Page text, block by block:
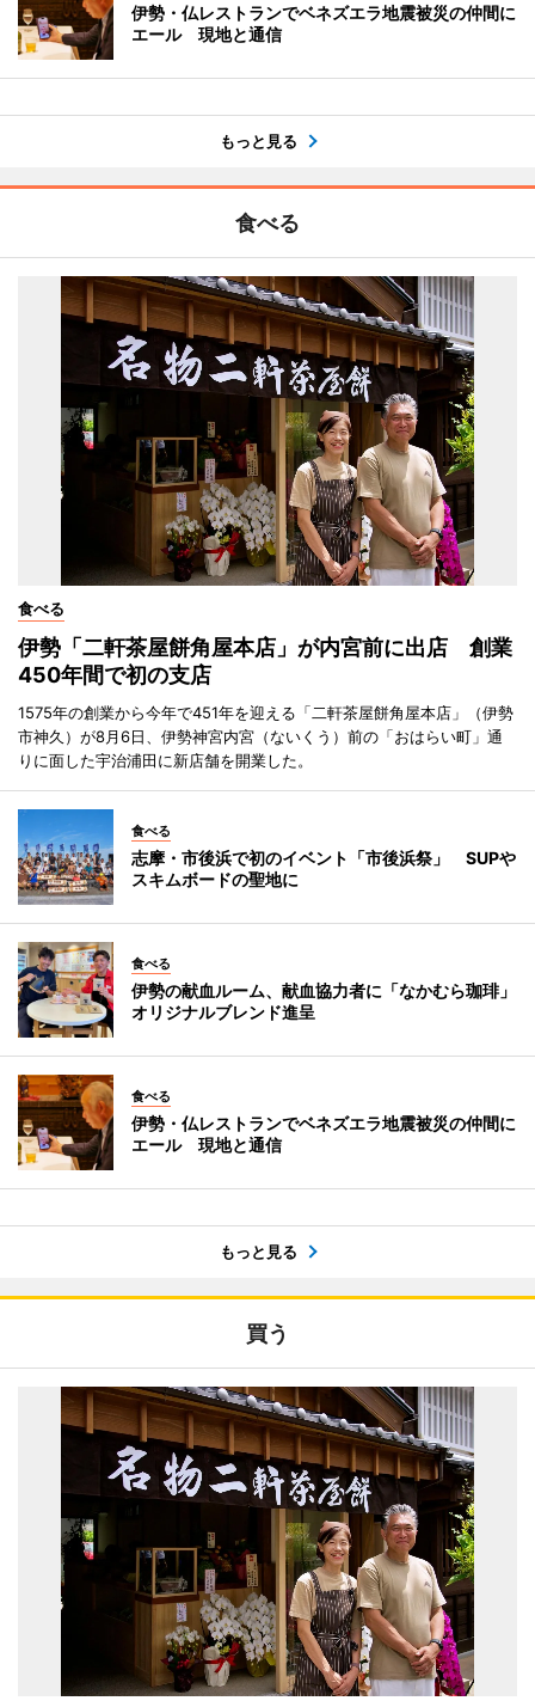
伊勢・仏レストランでベネズエラ地震被災の仲間に
エール 現地と通信
もっと見る
食べる
食べる
伊勢「二軒茶屋餅角屋本店」が内宮前に出店 創業
450年間で初の支店
1575年の創業から今年で451年を迎える「二軒茶屋餅角屋本店」（伊勢
市神久）が8月6日、伊勢神宮内宮（ないくう）前の「おはらい町」通
りに面した宇治浦田に新店舗を開業した。
食べる
志摩・市後浜で初のイベント「市後浜祭」 SUPや
スキムボードの聖地に
食べる
伊勢の献血ルーム、献血協力者に「なかむら珈琲」
オリジナルブレンド進呈
食べる
伊勢・仏レストランでベネズエラ地震被災の仲間に
エール 現地と通信
もっと見る
買う